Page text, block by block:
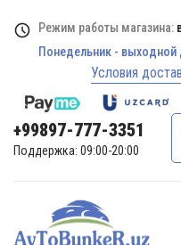
Режим работы магазина:
Понедельник - выходной
Условия
+99897-777-3351
Поддержка: 09:00-20:00